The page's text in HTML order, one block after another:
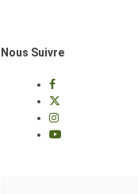
Nous Suivre